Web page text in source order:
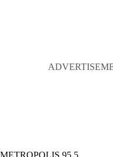
METROPOLIS 95.5